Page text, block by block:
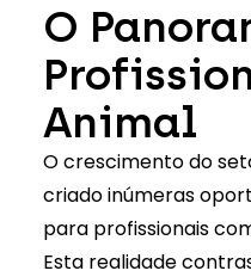
O
Animal
O crescimento do
criado inúmeras
para profissionais
Esta realidade